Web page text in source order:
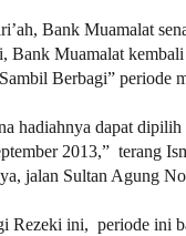
Bank Muamalat
Bank Muamalat
Berbagi” periode
hadiahnya dapat
2013,” terang
jalan Sultan Agung
Rezeki ini, periode ini